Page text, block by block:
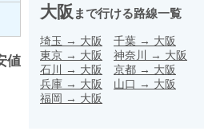
値
大阪 まで行ける路線一覧
埼玉 → 大阪 千葉 → 大阪
東京 → 大阪 神奈川 → 大阪
石川
→ 大阪 京都 → 大阪
兵庫 → 大阪 山口 → 大阪
福岡 → 大阪